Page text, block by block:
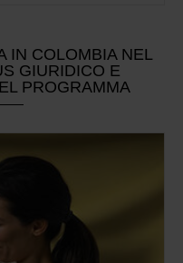
IN COLOMBIA NEL
GIURIDICO E
PROGRAMMA